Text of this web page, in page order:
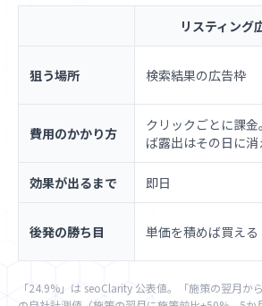
リスティング
狙う場所 検索結果の広告枠
費用のかかり方
クリックごとに課
ば露出はその日に消
効果が出るまで 即日
後発の勝ち目 単価を積めば買える
「24.9%」は seoClarity 公表値。「施策の翌月か